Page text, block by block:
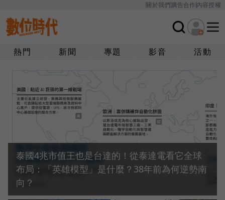
關於我們廣告合作內容授權
熱門 新聞 專題 影音 活動
泰國4兆市值王也是台達的！從泰達電看它全球
布局：「英雄模型」是什麼？38年前為何逆勢南
向？